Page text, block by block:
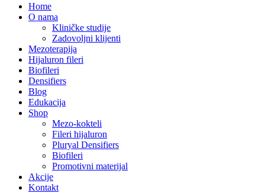
Home
O nama
Kliničke studije
Zadovoljni klijenti
Mezoterapija
Hijaluron fileri
Biofileri
Densifiers
Blog
Edukacija
Shop
Mezo-kokteli
Fileri hijaluron
Pluryal Densifiers
Biofileri
Promotivni materijal
Akcije
Kontakt